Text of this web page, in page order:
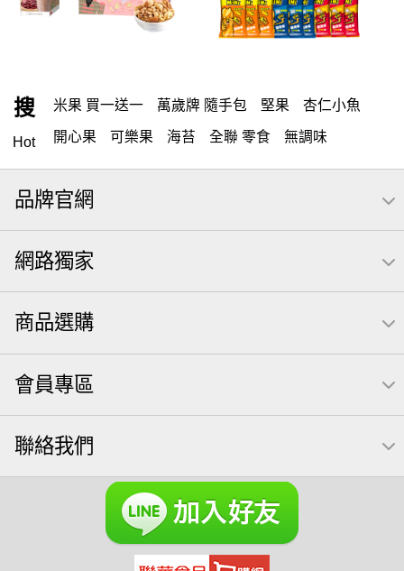
搜
Hot
米果 買一送一 萬歲牌 隨手包 堅果 杏仁小魚
開心果 可樂果 海苔 全聯 零食 無調味
全聯 禮盒 堅穀力 綜合纖果 米果 元本山
全聯 素食
桶裝堅果 甘栗 腰果 高蛋白 核桃 無調味堅果
元氣什穀堅果飲
【萬歲牌】每日堅果系列 全聯 拜拜 起司 每日
三角飯糰海苔
小魚干 Icash 洋芋片 萬歲牌 南瓜籽 素食 芋頭
萬歲牌 堅果隨身包22入
卡廸那 95℃鮮脆三色丁 無調味綜合堅果 南瓜子
調味 杏仁
開心果 萬歲牌 禮盒 三角飯糰
芥末 可樂果 可樂果 捲捲酥
三角壽司海苔 全素卡迪那 薯條 香菜
品牌官網
網路獨家
商品選購
會員專區
聯絡我們